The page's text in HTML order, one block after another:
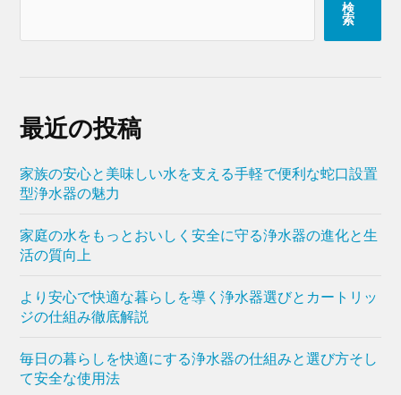
検
索
最近の投稿
家族の安心と美味しい水を支える手軽で便利な蛇口設置
型浄水器の魅力
家庭の水をもっとおいしく安全に守る浄水器の進化と生
活の質向上
より安心で快適な暮らしを導く浄水器選びとカートリッ
ジの仕組み徹底解説
毎日の暮らしを快適にする浄水器の仕組みと選び方そし
て安全な使用法